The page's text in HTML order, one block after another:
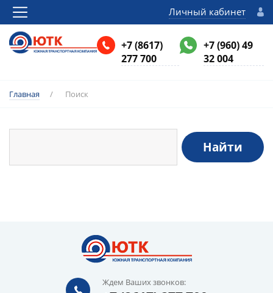
Личный кабинет
+7 (8617)
277 700
+7 (960) 49
32 004
Главная / Поиск
Ждем Ваших звонков: